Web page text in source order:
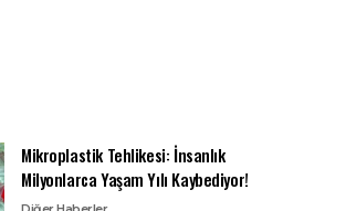
Mikroplastik Tehlikesi: İnsanlık
Milyonlarca Yaşam Yılı Kaybediyor!